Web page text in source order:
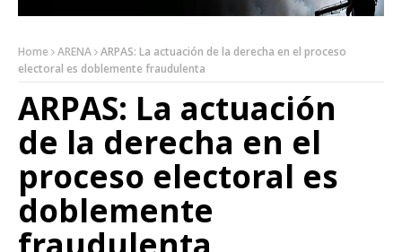
Home ARENA ARPAS: La actuación de la derecha en el proceso
electoral es doblemente fraudulenta
ARPAS: La actuación
de la derecha en el
proceso electoral es
doblemente